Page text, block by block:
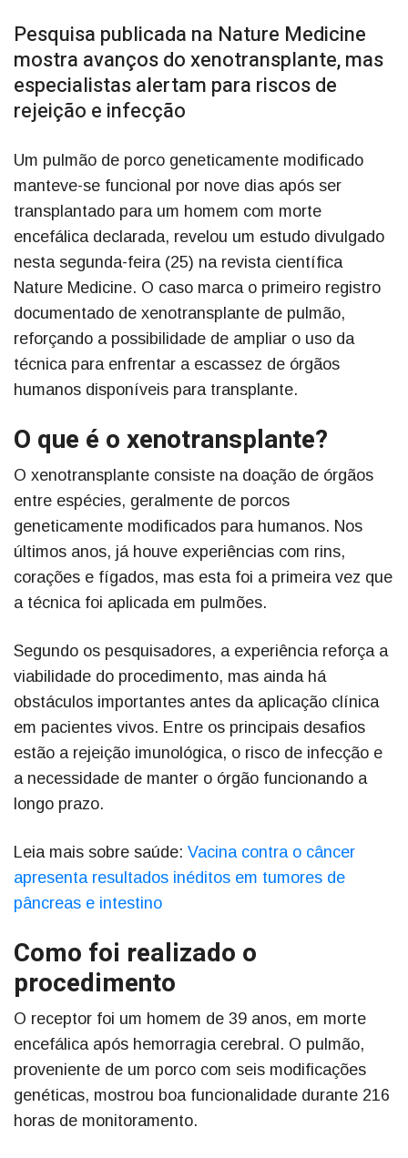
Pesquisa publicada na Nature Medicine
mostra avanços do xenotransplante, mas
especialistas alertam para riscos de
rejeição e infecção
Um pulmão de porco geneticamente modificado
manteve-se funcional por nove dias após ser
transplantado para um homem com morte
encefálica declarada, revelou um estudo divulgado
nesta segunda-feira (25) na revista científica
Nature Medicine. O caso marca o primeiro registro
documentado de xenotransplante de pulmão,
reforçando a possibilidade de ampliar o uso da
técnica para enfrentar a escassez de órgãos
humanos disponíveis para transplante.
O que é o xenotransplante?
O xenotransplante consiste na doação de órgãos
entre espécies, geralmente de porcos
geneticamente modificados para humanos. Nos
últimos anos, já houve experiências com rins,
corações e fígados, mas esta foi a primeira vez que
a técnica foi aplicada em pulmões.
Segundo os pesquisadores, a experiência reforça a
viabilidade do procedimento, mas ainda há
obstáculos importantes antes da aplicação clínica
em pacientes vivos. Entre os principais desafios
estão a rejeição imunológica, o risco de infecção e
a necessidade de manter o órgão funcionando a
longo prazo.
Leia mais sobre saúde: Vacina contra o câncer
apresenta resultados inéditos em tumores de
pâncreas e intestino
Como foi realizado o
procedimento
O receptor foi um homem de 39 anos, em morte
encefálica após hemorragia cerebral. O pulmão,
proveniente de um porco com seis modificações
genéticas, mostrou boa funcionalidade durante 216
horas de monitoramento.